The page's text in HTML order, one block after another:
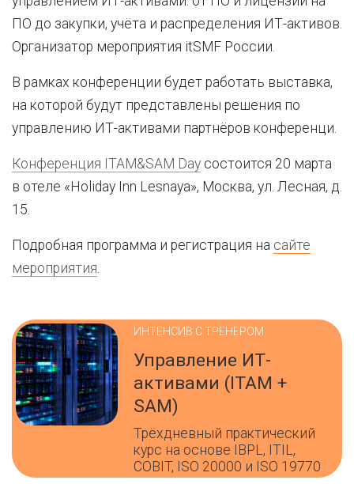
ПО до закупки, учёта и распределения ИТ-активов.
Организатор мероприятия itSMF России.
В рамках конференции будет работать выставка,
на которой будут представлены решения по
управлению ИТ-активами партнёров конференци.
Конференция ITAM&SAM Day состоится 20 марта
в отеле «Holiday Inn Lesnaya», Москва, ул. Лесная, д.
15.
Подробная программа и регистрация на сайте
мероприятия.
ИНТЕНСИВ С ТРЕНЕРОМ
Управление ИТ-
активами (ITAM +
SAM)
Трёхдневный практический
курс на основе IBPL, ITIL,
COBIT, ISO 20000 и ISO 19770